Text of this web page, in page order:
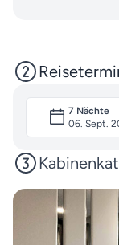
7 Nächte
06. Sept.